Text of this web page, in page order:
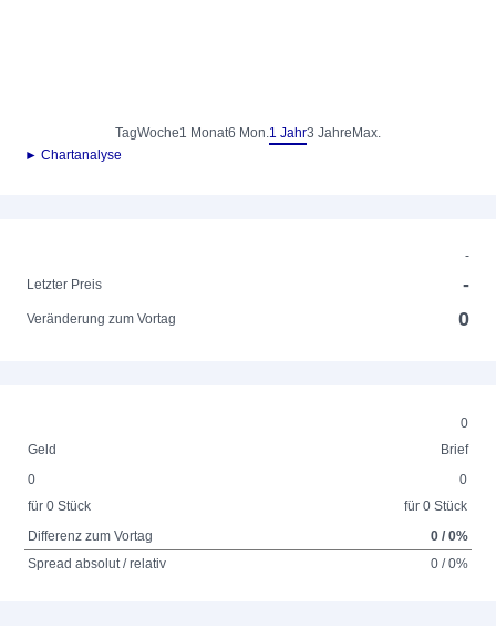
TagWoche1 Monat6 Mon.1 Jahr3 Jahre Max.
► Chartanalyse
-
Letzter Preis
-
Veränderung zum Vortag 0
0
Geld
Brief
0
für 0 Stück
0
für 0 Stück
Differenz zum Vortag
0 / 0%
Spread absolut / relativ
0 / 0%